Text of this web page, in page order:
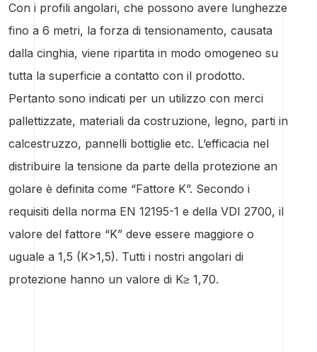
Con i profili angolari, che possono avere lunghezze
fino a 6 metri, la forza di tensionamento, causata
dalla cinghia, viene ripartita in modo omogeneo su
tutta la superficie a contatto con il prodotto.
Pertanto sono indicati per un utilizzo con merci
pallettizzate, materiali da costruzione, legno, parti in
calcestruzzo, pannelli bottiglie etc. L’efficacia nel
distribuire la tensione da parte della protezione an
golare è definita come “Fattore K”. Secondo i
requisiti della norma EN 12195-1 e della VDI 2700, il
valore del fattore “K” deve essere maggiore o
uguale a 1,5 (K>1,5). Tutti i nostri angolari di
protezione hanno un valore di K≥ 1,70.